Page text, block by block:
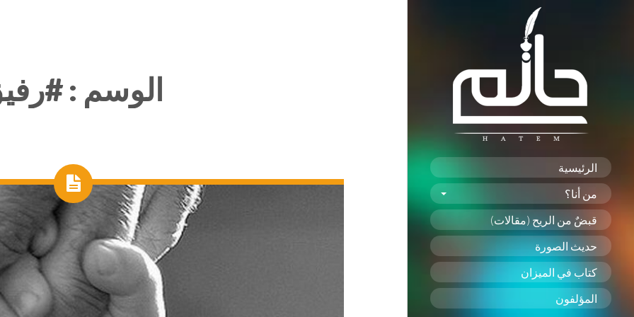
الرئيسية
من أنا؟
قبضٌ من الريح (مقالات)
حديث الصورة
كتاب في الميزان
المؤلفون
الوسم :